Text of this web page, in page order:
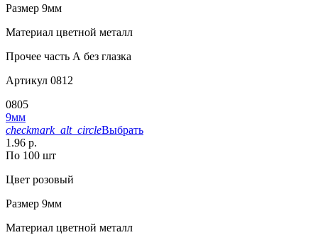
Размер 9мм
Материал цветной металл
Прочее часть А без глазка
Артикул 0812
0805
9мм
checkmark_alt_circleВыбрать
1.96 р.
По 100 шт
Цвет розовый
Размер 9мм
Материал цветной металл